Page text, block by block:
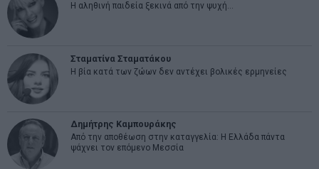
Η αληθινή παιδεία ξεκινά από την ψυχή…
Σταματίνα Σταματάκου
Η βία κατά των ζώων δεν αντέχει βολικές ερμηνείες
Δημήτρης Καμπουράκης
Από την αποθέωση στην καταγγελία: Η Ελλάδα πάντα
ψάχνει τον επόμενο Μεσσία